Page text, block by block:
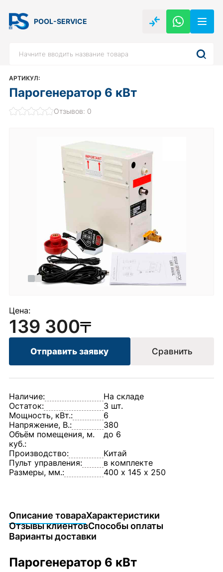
POOL-SERVICE
АРТИКУЛ:
Парогенератор 6 кВт
Отзывов: 0
Цена:
139 300
Отправить заявку Сравнить
Наличие:
На складе
Остаток:
3 шт.
Мощность, кВт.:
6
Напряжение, В.:
380
Объём помещения, м.
куб.:
до 6
Производство:
Китай
Пульт управления:
в комплекте
Размеры, мм.:
400 х 145 х 250
Описание товараХарактеристики
Отзывы клиентовСпособы оплаты
Варианты доставки
Парогенератор 6 кВт